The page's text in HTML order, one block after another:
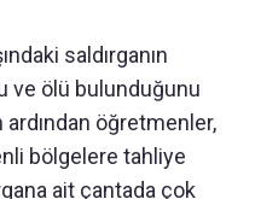
saldırganın
ve ölü bulunduğunu
ardından öğretmenler,
bölgelere tahliye
ait çantada çok